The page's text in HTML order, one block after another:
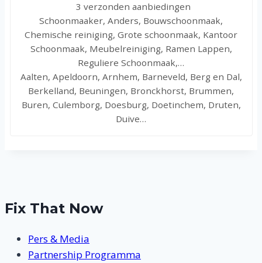
3 verzonden aanbiedingen
Schoonmaaker, Anders, Bouwschoonmaak,
Chemische reiniging, Grote schoonmaak, Kantoor
Schoonmaak, Meubelreiniging, Ramen Lappen,
Reguliere Schoonmaak,…
Aalten, Apeldoorn, Arnhem, Barneveld, Berg en Dal,
Berkelland, Beuningen, Bronckhorst, Brummen,
Buren, Culemborg, Doesburg, Doetinchem, Druten,
Duive…
Fix That Now
Pers & Media
Partnership Programma